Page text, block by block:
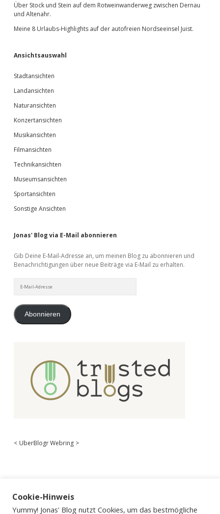
Über Stock und Stein auf dem Rotweinwanderweg zwischen Dernau
und Altenahr.
Meine 8 Urlaubs-Highlights auf der autofreien Nordseeinsel Juist.
Ansichtsauswahl
Stadtansichten
Landansichten
Naturansichten
Konzertansichten
Musikansichten
Filmansichten
Technikansichten
Museumsansichten
Sportansichten
Sonstige Ansichten
Jonas' Blog via E-Mail abonnieren
Gib Deine E-Mail-Adresse an, um meinen Blog zu abonnieren und
Benachrichtigungen über neue Beiträge via E-Mail zu erhalten.
Mail-
Abonnieren
< UberBlogr Webring >
Cookie-Hinweis
Yummy! Jonas' Blog nutzt Cookies, um das bestmögliche